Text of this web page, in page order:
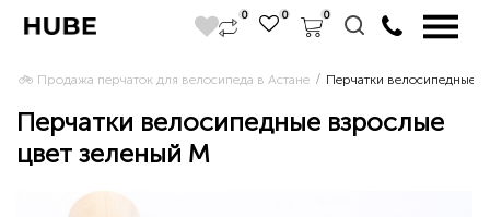
0 0 0
🚲 Продажа перчаток для велосипеда в Астане Перчатки велосипедные
Перчатки велосипедные взрослые
цвет зеленый M